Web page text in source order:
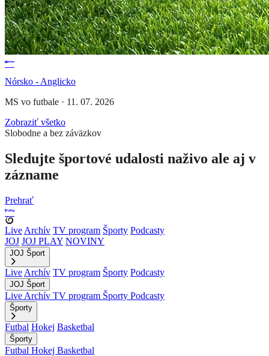
Nórsko - Anglicko
MS vo futbale · 11. 07. 2026
Zobraziť všetko
Slobodne a bez záväzkov
Sledujte športové udalosti naživo ale aj v
zázname
Prehrať
Live Archív TV program Športy Podcasty
JOJ JOJ PLAY NOVINY
JOJ Šport
Live Archív TV program Športy Podcasty
JOJ Šport
Live Archív TV program Športy Podcasty
Športy
Futbal Hokej Basketbal
Športy
Futbal Hokej Basketbal